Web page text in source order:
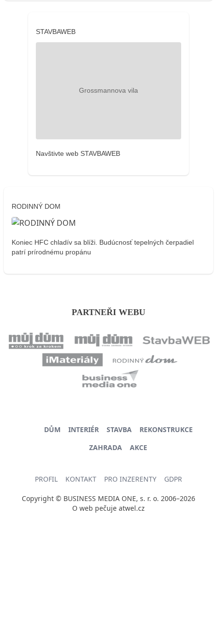
STAVBAWEB
Navštivte web STAVBAWEB
RODINNÝ DOM
Koniec HFC chladív sa blíži. Budúcnosť tepelných čerpadiel
patrí prírodnému propánu
PARTNEŘI WEBU
DŮM INTERIÉR STAVBA
REKONSTRUKCE
ZAHRADA
AKCE
PROFIL KONTAKT PRO INZERENTY GDPR
Copyright © BUSINESS MEDIA ONE, s. r. o. 2006–2026